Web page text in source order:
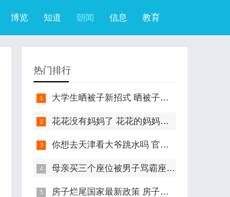
博览 知道 朝闻 信息 教育
热门排行
大学生晒被子新招式 晒被子新花样实在太机智
花花没有妈妈了 花花的妈妈是哪只大熊猫
你想去天津看大爷跳水吗 官方回应天津大爷跳水成打卡点
母亲买三个座位被男子骂霸座 女子买3个座位被无座大爷骂哭怎么回事
房子烂尾国家最新政策 房子烂尾了该找哪个部门解决?